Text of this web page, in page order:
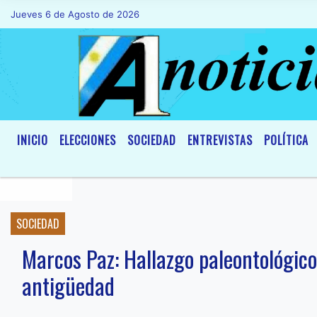
Jueves 6 de Agosto de 2026
INICIO ELECCIONES SOCIEDAD ENTREVISTAS POLÍTICA
SOCIEDAD
Marcos Paz: Hallazgo
antigüedad